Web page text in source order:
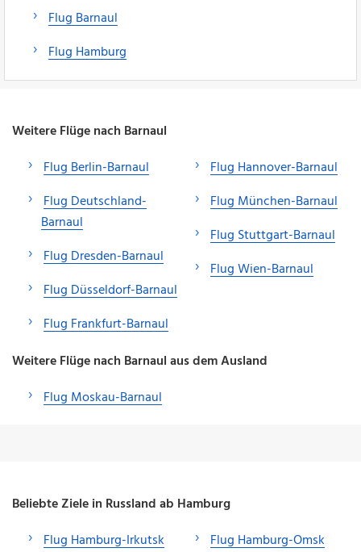
Flug Barnaul
Flug Hamburg
Weitere Flüge nach Barnaul
Flug Berlin-Barnaul
Flug Deutschland-
Barnaul
Flug Dresden-Barnaul
Flug Düsseldorf-Barnaul
Flug Frankfurt-Barnaul
Flug Hannover-Barnaul
Flug München-Barnaul
Flug Stuttgart-Barnaul
Flug Wien-Barnaul
Weitere Flüge nach Barnaul aus dem Ausland
Flug Moskau-Barnaul
Beliebte Ziele in Russland ab Hamburg
Flug Hamburg-Irkutsk
Flug Hamburg-Omsk